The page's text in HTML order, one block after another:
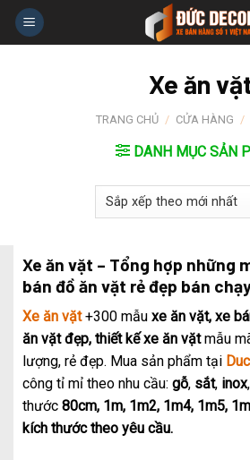
Skip
Xe ăn
TRANG CHỦ / CỬA HÀNG /
DANH MỤC SẢN
Xe ăn vặt – Tổng hợp những
bán đồ ăn vặt rẻ đẹp bán
Xe ăn vặt+300 mẫu xe ăn vặt, xe
ăn vặt đẹp, thiết kế xe ăn vặtmẫu
lượng, rẻ đẹp. Mua sản phẩm tại
công tỉ mỉ theo nhu cầu: gỗ, sắt, inox,
thước 80cm, 1m, 1m2, 1m4, 1m5,
kích thước theo yêu cầu.